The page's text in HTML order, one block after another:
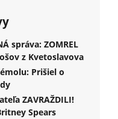
správa: ZOMREL
z Kvetoslavova
Prišiel o
ZAVRAŽDILI!
Spears